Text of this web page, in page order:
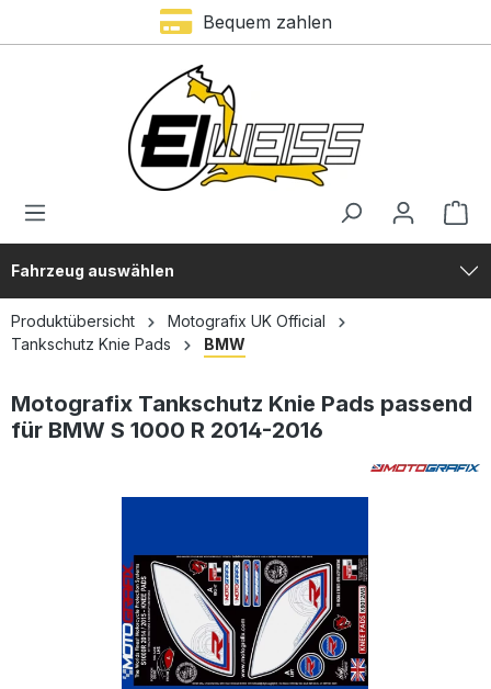
Bequem zahlen
Fahrzeug auswählen
Produktübersicht
Motografix UK Official
Tankschutz Knie Pads
BMW
Motografix Tankschutz Knie Pads passend
für BMW S 1000 R 2014-2016